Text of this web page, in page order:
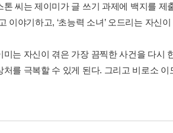
톤 씨는 제이미가 글 쓰기 과제에 백지를 제
이야기하고, ‘초능력 소녀’ 오드리는 자
미는 자신이 겪은 가장 끔찍한 사건을 다시
처를 극복할 수 있게 된다. 그리고 비로소